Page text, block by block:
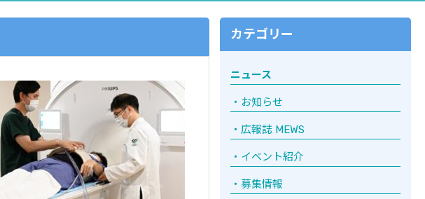
カテゴリー
ニュース
お知らせ
広報誌 MEWS
イベント紹介
募集情報